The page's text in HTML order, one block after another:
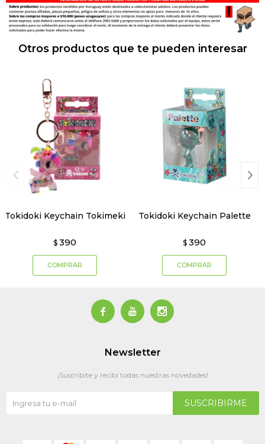
Otros productos que te pueden interesar
Tokidoki Keychain Tokimeki
$ 390
Tokidoki Keychain Palette
$ 390
  
Newsletter
¡Suscribite y recibí todas nuestras novedades!
SUSCRIBIRME